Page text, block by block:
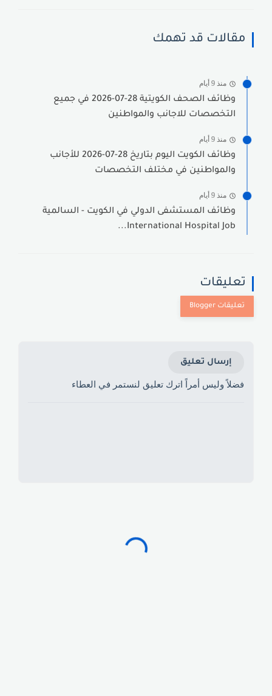
مقالات قد تهمك
منذ 9 أيام
وظائف الصحف الكويتية 28-07-2026 في جميع
التخصصات للاجانب والمواطنين
منذ 9 أيام
وظائف الكويت اليوم بتاريخ 28-07-2026 للأجانب
والمواطنين في مختلف التخصصات
منذ 9 أيام
وظائف المستشفى الدولي في الكويت - السالمية
International Hospital Job...
تعليقات
إرسال تعليق
فضلاً وليس أمراً اترك تعليق لنستمر في العطاء